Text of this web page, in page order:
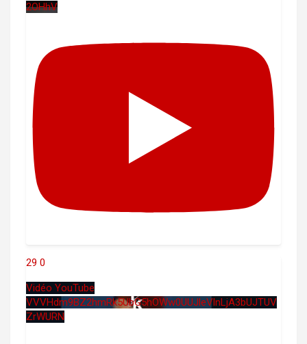
2OHhV
29 0
Vidéo YouTube
VVVHdm9BZ2hmRk5UbG5hOWw0UUJleVlnLjA3bUJTUV
ZrWURN